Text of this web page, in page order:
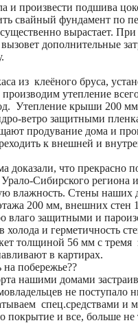
и произвести подшива
свайный фундамент по
вырастает.
дополнительные
из клеёного бруса,
утепление
Утепление крыши 200
ветро защитными
продувание дома и
к внешней и
что прекрасно
Сибирского
влажность. Стены
200 мм, внешних
защитными и
и герметичность
толщиной 56 мм с
в картирах.
побережье??
нашими домами
не
спец.средствами
и все, больше не